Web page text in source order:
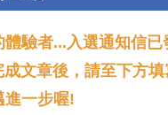
驗者...入選通知信已
文章後，請至下方填
進一步喔!